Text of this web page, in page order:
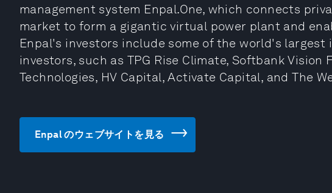
management system Enpal.One, which connects
market to form a gigantic virtual power plant and
Enpal's investors include some of the world's
investors, such as TPG Rise Climate, Softbank Vision
Technologies, HV Capital, Activate Capital, and The
Enpal のウェブサイトを見る